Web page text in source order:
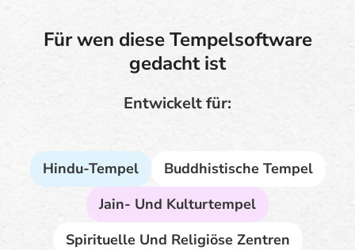
Für wen diese Tempelsoftware
gedacht ist
Entwickelt für:
Hindu-Tempel
Buddhistische Tempel
Jain- Und Kulturtempel
Spirituelle Und Religiöse Zentren